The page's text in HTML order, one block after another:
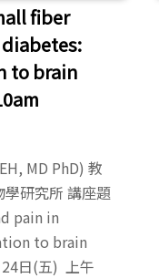
fiber
to brain
MD PhD) 教
研究所 講座題
pain in
to brain
日(五) 上午